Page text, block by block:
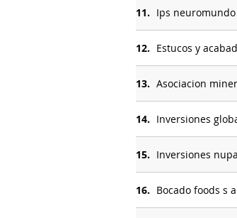
11. Ips neuromundo
12. Estucos y
13. Asociacion
14. Inversiones
15. Inversiones
16. Bocado foods s